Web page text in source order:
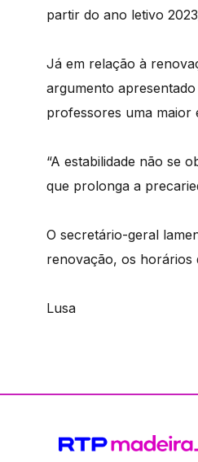
partir do ano letivo
Já em relação à
argumento
professores uma maior
“A estabilidade não se
que prolonga a
O secretário-geral
renovação, os horários
Lusa